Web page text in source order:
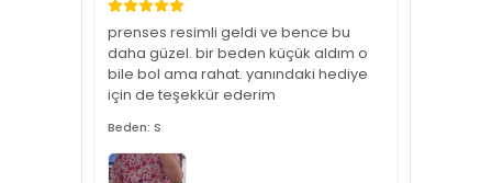
prenses resimli geldi ve bence bu
daha güzel. bir beden küçük aldım o
bile bol ama rahat. yanındaki hediye
için de teşekkür ederim
Beden: S